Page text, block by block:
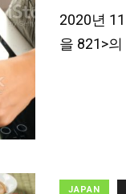
2020년
을 821>
JAPAN